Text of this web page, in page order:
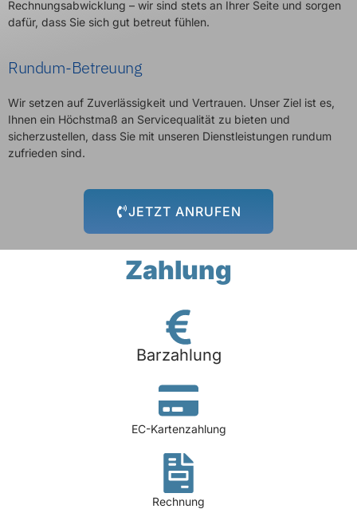
Rechnungsabwicklung – wir sind stets an Ihrer Seite und sorgen
dafür, dass Sie sich gut betreut fühlen.
Rundum-Betreuung
Wir setzen auf Zuverlässigkeit und Vertrauen. Unser Ziel ist es,
Ihnen ein Höchstmaß an Servicequalität zu bieten und
sicherzustellen, dass Sie mit unseren Dienstleistungen rundum
zufrieden sind.
JETZT ANRUFEN
Zahlung
Barzahlung
EC-Kartenzahlung
Rechnung